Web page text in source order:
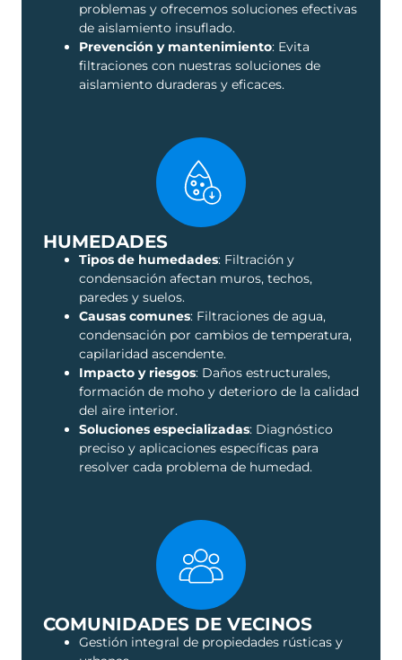
problemas y ofrecemos soluciones efectivas
de aislamiento insuflado.
Prevención y mantenimiento: Evita
filtraciones con nuestras soluciones de
aislamiento duraderas y eficaces.
HUMEDADES
Tipos de humedades: Filtración y
condensación afectan muros, techos,
paredes y suelos.
Causas comunes: Filtraciones de agua,
condensación por cambios de temperatura,
capilaridad ascendente.
Impacto y riesgos: Daños estructurales,
formación de moho y deterioro de la calidad
del aire interior.
Soluciones especializadas: Diagnóstico
preciso y aplicaciones específicas para
resolver cada problema de humedad.
COMUNIDADES DE VECINOS
Gestión integral de propiedades rústicas y